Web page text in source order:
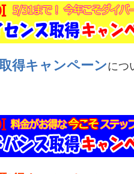
得キャンペーンにつ